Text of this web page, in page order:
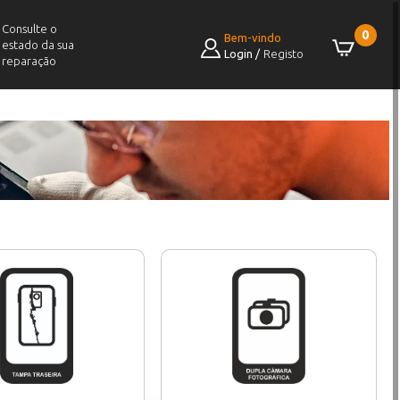
Consulte o
estado da sua
reparação
0
Bem-vindo
Login / Registo